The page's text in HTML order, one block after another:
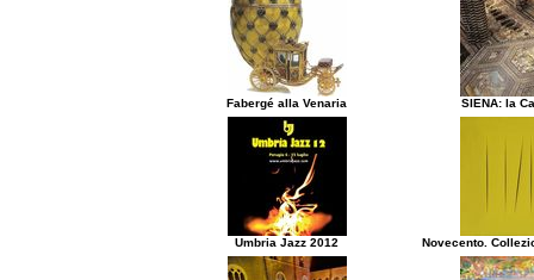
Fabergé alla Venaria SIENA: la
Umbria Jazz 2012 Novecento.